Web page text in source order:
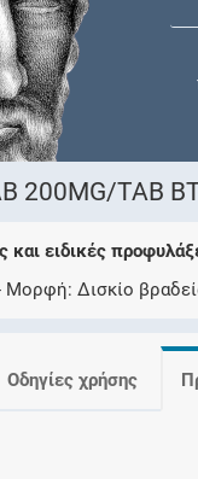
200MG/TAB
και ειδικές
Μορφή Δισκίο
Οδηγίες χρήσης